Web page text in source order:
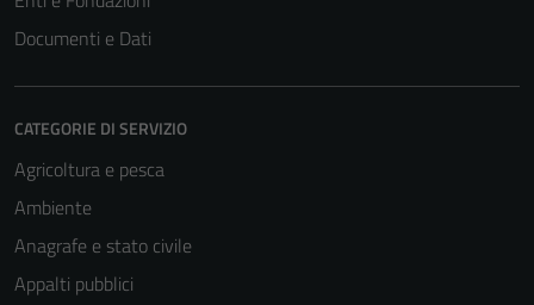
Documenti e Dati
CATEGORIE DI SERVIZIO
Agricoltura e pesca
Ambiente
Anagrafe e stato civile
Appalti pubblici